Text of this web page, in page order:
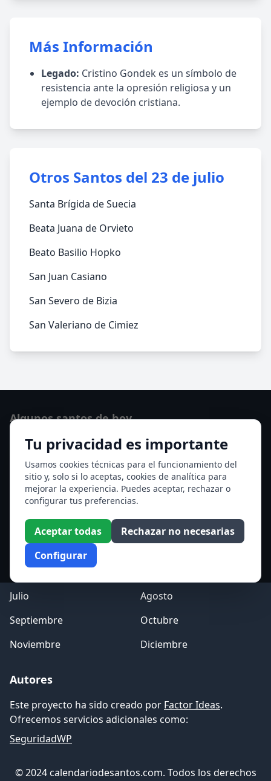
Más Información
Legado: Cristino Gondek es un símbolo de
resistencia ante la opresión religiosa y un
ejemplo de devoción cristiana.
Otros Santos del 23 de julio
Santa Brígida de Suecia
Beata Juana de Orvieto
Beato Basilio Hopko
San Juan Casiano
San Severo de Bizia
San Valeriano de Cimiez
Tu privacidad es importante
Usamos cookies técnicas para el funcionamiento del
sitio y, solo si lo aceptas, cookies de analítica para
mejorar la experiencia. Puedes aceptar, rechazar o
configurar tus preferencias.
Aceptar todas
Rechazar no necesarias
Configurar
Algunos santos de hoy
Santo Domingo de Guzmán
Ver todos los santos de hoy
Acceso a los Meses
Enero
Febrero
Marzo
Abril
Mayo
Julio
Agosto
Septiembre
Octubre
Noviembre
Diciembre
Autores
Este proyecto ha sido creado por Factor Ideas.
Ofrecemos servicios adicionales como:
SeguridadWP
© 2024 calendariodesantos.com. Todos los derechos